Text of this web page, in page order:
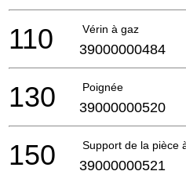
Vérin à gaz
110 39000000484
Poignée
130 39000000520
Support de la pièce
150 39000000521